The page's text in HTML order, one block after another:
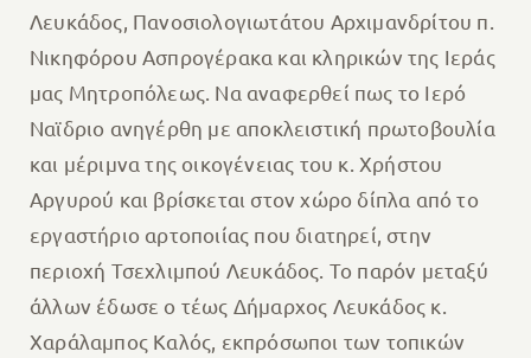
Λευκάδος, Πανοσιολογιωτάτου Αρχιμανδρίτου π.
Νικηφόρου Ασπρογέρακα και κληρικών της Ιεράς
μας Μητροπόλεως. Να αναφερθεί πως το Ιερό
Ναϊδριο ανηγέρθη με αποκλειστική πρωτοβουλία
και μέριμνα της οικογένειας του κ. Χρήστου
Αργυρού και βρίσκεται στον χώρο δίπλα από το
εργαστήριο αρτοποιίας που διατηρεί, στην
περιοχή Τσεχλιμπού Λευκάδος. Το παρόν μεταξύ
άλλων έδωσε ο τέως Δήμαρχος Λευκάδος κ.
Χαράλαμπος Καλός, εκπρόσωποι των τοπικών